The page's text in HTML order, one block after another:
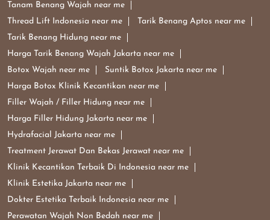
Tanam Benang Wajah near me
Thread Lift Indonesia near me
Tarik Benang Aptos near me
Tarik Benang Hidung near me
Harga Tarik Benang Wajah Jakarta near me
Botox Wajah near me
Suntik Botox Jakarta near me
Harga Botox Klinik Kecantikan near me
Filler Wajah / Filler Hidung near me
Harga Filler Hidung Jakarta near me
Hydrafacial Jakarta near me
Treatment Jerawat Dan Bekas Jerawat near me
Klinik Kecantikan Terbaik Di Indonesia near me
Klinik Estetika Jakarta near me
Dokter Estetika Terbaik Indonesia near me
Perawatan Wajah Non Bedah near me